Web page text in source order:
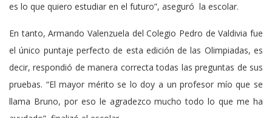
es lo que quiero estudiar en el futuro”, aseguró la escolar.
En tanto, Armando Valenzuela del Colegio Pedro de Valdivia fue
el único puntaje perfecto de esta edición de las Olimpiadas, es
decir, respondió de manera correcta todas las preguntas de sus
pruebas. “El mayor mérito se lo doy a un profesor mío que se
llama Bruno, por eso le agradezco mucho todo lo que me ha